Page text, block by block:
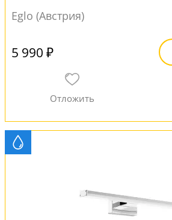
Eglo (Австрия)
5 990 ₽